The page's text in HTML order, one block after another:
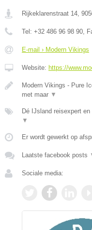
Rijkeklarenstraat 14,
Tel: +32 486 96 98 90,
E-mail › Modern Vikings
Website: https://
Modern Vikings - Pure
met maar ▼
Dé IJsland reisexpert
▼
Er wordt gewerkt op
Laatste facebook posts
Sociale media: